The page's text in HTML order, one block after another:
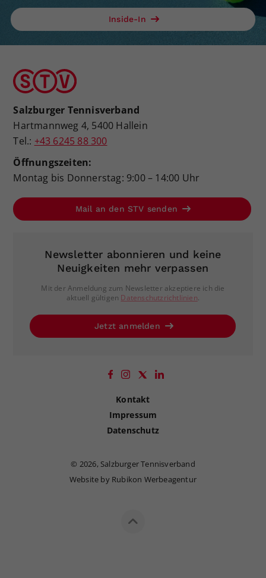
Inside-In
Salzburger Tennisverband
Hartmannweg 4, 5400 Hallein
Tel.: +43 6245 88 300
Öffnungszeiten:
Montag bis Donnerstag: 9:00 – 14:00 Uhr
Mail an den STV senden
Newsletter abonnieren und keine
Neuigkeiten mehr verpassen
Mit der Anmeldung zum Newsletter akzeptiere ich die
aktuell gültigen Datenschutzrichtlinien.
Jetzt anmelden
Kontakt
Impressum
Datenschutz
© 2026, Salzburger Tennisverband
Website by Rubikon Werbeagentur